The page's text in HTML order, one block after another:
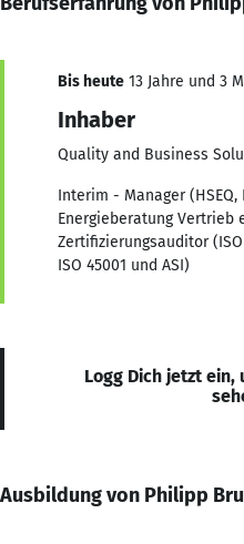
Bis heute 13 Jahre und 3
Inhaber
Quality and Business
Interim - Manager
Energieberatung Vertrieb
Zertifizierungsauditor (ISO
ISO 45001 und ASI)
Logg Dich jetzt ein,
Ausbildung von Philipp